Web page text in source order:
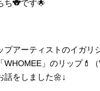
ち🐨です🌟
プアーティストのイガリ
WHOMEE」のリップ💄
話をしました🌼↓